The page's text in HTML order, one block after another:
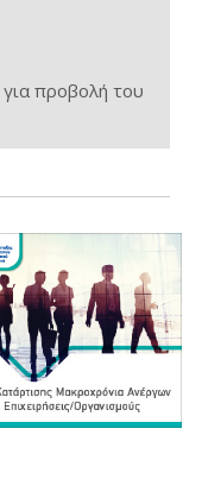
για προβολή του